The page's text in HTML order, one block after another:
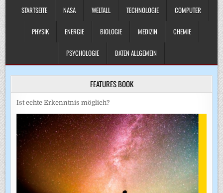
STARTSEITE
NASA WELTALL TECHNOLOGIE COMPUTER
PHYSIK ENERGIE BIOLOGIE MEDIZIN CHEMIE
PSYCHOLOGIE DATEN ALLGEMEIN
FEATURES BOOK
Ist echte Erkenntnis möglich?